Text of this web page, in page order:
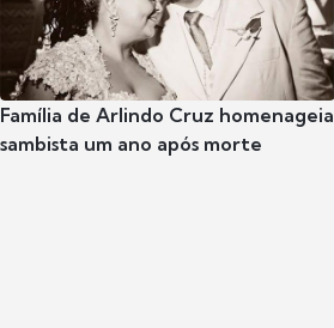
Família de Arlindo Cruz homenageia
sambista um ano após morte